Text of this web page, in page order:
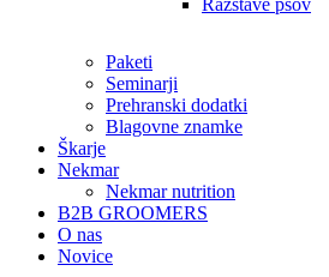
Paketi
Seminarji
Prehranski dodatki
Blagovne znamke
Škarje
Nekmar
Nekmar nutrition
B2B GROOMERS
O nas
Novice